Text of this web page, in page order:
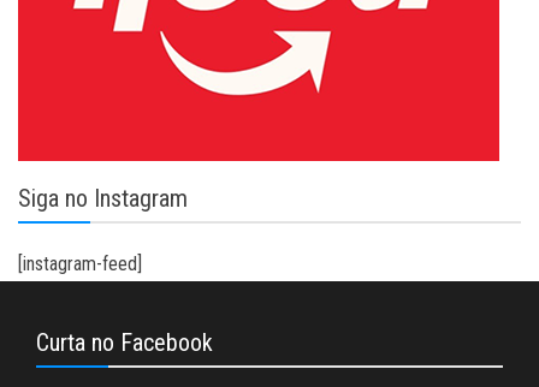
Siga no Instagram
[instagram-feed]
Curta no Facebook